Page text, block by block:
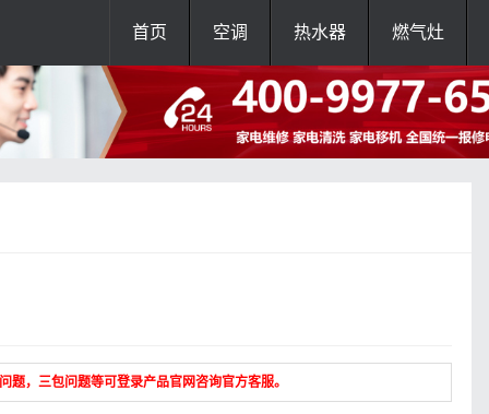
首页 空调 热水器 燃气灶
，三包问题等可登录产品官网咨询官方客服。